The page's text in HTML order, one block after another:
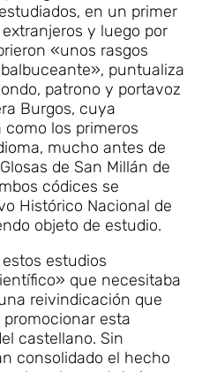
en un primer
y luego por
«unos rasgos
puntualiza
patrono y portavoz
Burgos, cuya
los primeros
mucho antes de
de San Millán de
códices se
Histórico Nacional de
objeto de estudio.
estudios
que necesitaba
reivindicación que
esta
castellano. Sin
consolidado el hecho